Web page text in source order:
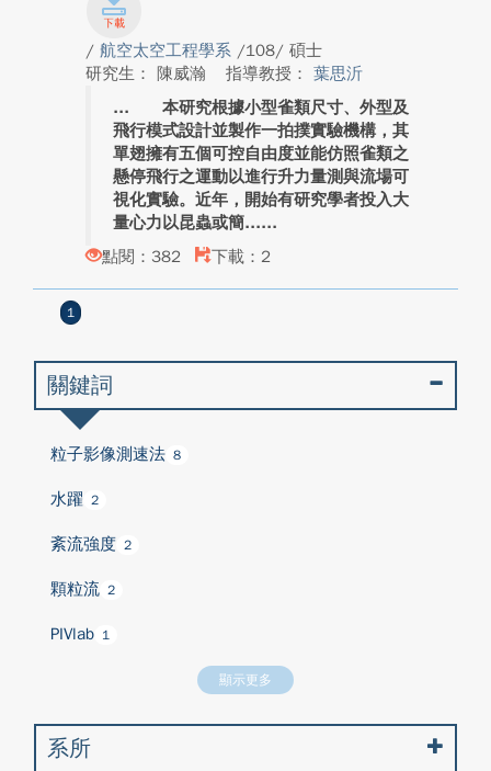
/ 航空太空工程學系 /108/ 碩士
研究生： 陳威瀚
指導教授： 葉思沂
本研究根據小型雀類尺寸、外型及
飛行模式設計並製作一拍撲實驗機構，其
單翅擁有五個可控自由度並能仿照雀類之
懸停飛行之運動以進行升力量測與流場可
視化實驗。近年，開始有研究學者投入大
量心力以昆蟲或簡...
點閱：382
下載：2
1
關鍵詞
粒子影像測速法 8
水躍 2
紊流強度 2
顆粒流 2
PIVlab 1
顯示更多
系所